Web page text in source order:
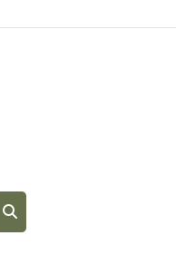
Buscar cursos